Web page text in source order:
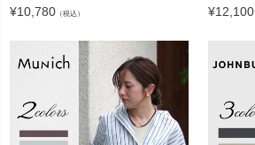
¥10,780 （税込） ¥12,100